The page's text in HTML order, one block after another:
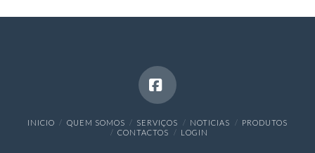
Facebook
INICIO QUEM SOMOS SERVIÇOS NOTICIAS
PRODUTOS
CONTACTOS
LOGIN